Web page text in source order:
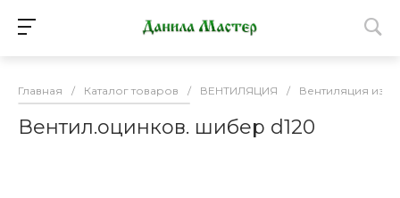
Главная / Каталог товаров / ВЕНТИЛЯЦИЯ / Вентиляция из
Вентил.оцинков. шибер d120